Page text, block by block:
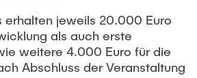
erhalten jeweils 20.000 Euro
als auch erste
weitere 4.000 Euro für die
Abschluss der Veranstaltung